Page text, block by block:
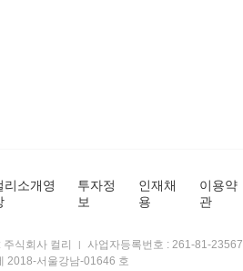
리소개영
투자정
보
인재채
용
이용약
관
식회사 컬리 사업자등록번호 : 261-81-23567
2018-서울강남-01646 호